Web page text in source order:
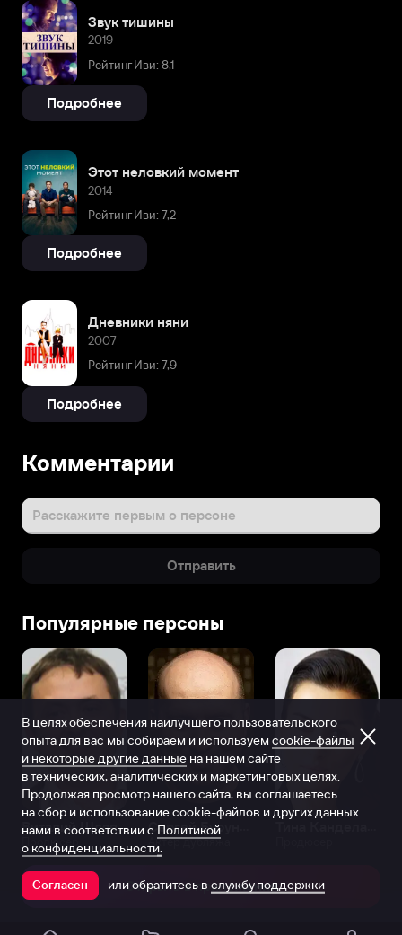
Звук тишины
2019
Рейтинг Иви: 8,1
Подробнее
Этот неловкий момент
2014
Рейтинг Иви: 7,2
Подробнее
Дневники няни
2007
Рейтинг Иви: 7,9
Подробнее
Комментарии
Расскажите первым о персоне
Отправить
Популярные персоны
Виталий Шляппо
Продюсер Актёр дубляжа
Открыть в приложении
В целях обеспечения наилучшего пользовательского
опыта для вас мы собираем и используем cookie-файлы
и некоторые другие данные на нашем сайте
в технических, аналитических и маркетинговых целях.
Продолжая просмотр нашего сайта, вы соглашаетесь
на сбор и использование cookie-файлов и других данных
нами в соответствии с Политикой
о конфиденциальности.
Согласен или обратитесь в службу поддержки